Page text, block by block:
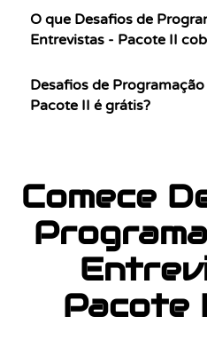
O que Desafios de
Entrevistas - Pacote II
Desafios de
Pacote II é grátis?
Comece
Pacote